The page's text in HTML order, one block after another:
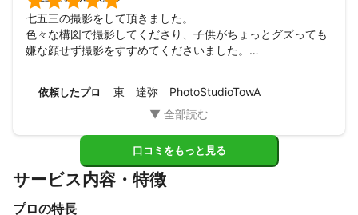
七五三の撮影をして頂きました。
色々な構図で撮影してくださり、子供がちょっとグズっても
嫌な顔せず撮影をすすめてくださいました。
ありがとうございました。
依頼したプロ 東 達弥 PhotoStudioTowA
口コミをもっと見る
サービス内容・特徴
プロの特長